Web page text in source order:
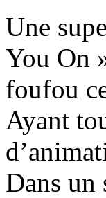
Une
You On
foufou
Ayant
Dans un